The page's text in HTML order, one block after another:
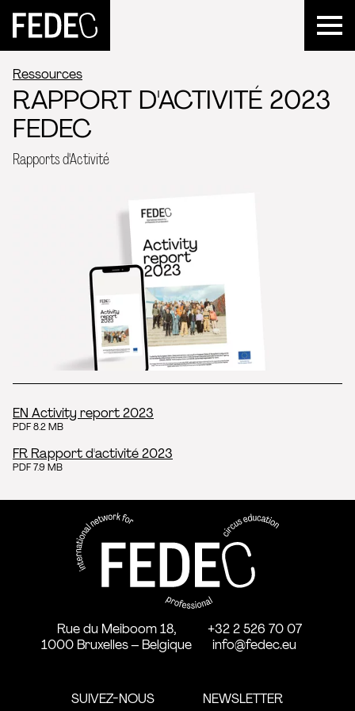
FEDEC
Ressources
RAPPORT D'ACTIVITÉ 2023
FEDEC
Rapports d'Activité
EN Activity report 2023
PDF 8.2 MB
FR Rapport d'activité 2023
PDF 7.9 MB
FEDEC - Réseau
professionnelle aux arts du
Rue du Meiboom 18,
1000 Bruxelles – Belgique
+32 2 526 70 07
info@fedec.eu
SUIVEZ-NOUS NEWSLETTER